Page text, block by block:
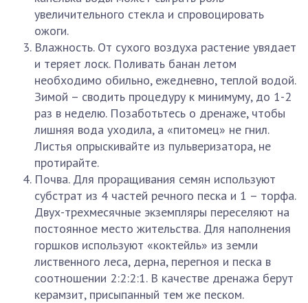
увеличительного стекла и спровоцировать
ожоги.
Влажность. От сухого воздуха растение увядает
и теряет лоск. Поливать банан летом
необходимо обильно, ежедневно, теплой водой.
Зимой – сводить процедуру к минимуму, до 1-2
раз в неделю. Позаботьтесь о дренаже, чтобы
лишняя вода уходила, а «питомец» не гнил.
Листья опрыскивайте из пульверизатора, не
протирайте.
Почва. Для проращивания семян используют
субстрат из 4 частей речного песка и 1 – торфа.
Двух-трехмесячные экземпляры переселяют на
постоянное место жительства. Для наполнения
горшков используют «коктейль» из земли
лиственного леса, дерна, перегноя и песка в
соотношении 2:2:2:1. В качестве дренажа берут
керамзит, присыпанный тем же песком.